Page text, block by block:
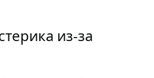
из-за